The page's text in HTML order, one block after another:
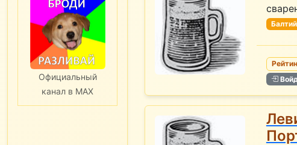
Официальный
канал в MAX